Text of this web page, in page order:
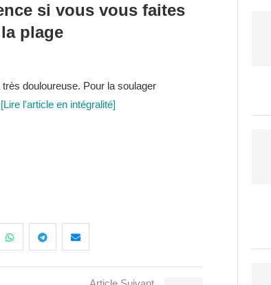
si vous vous faites
plage
douloureuse. Pour la soulager
[Lire l'article en intégralité]